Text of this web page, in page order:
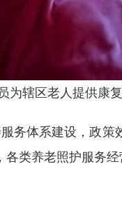
为辖区老人提供康
体系建设，政策
类养老照护服务